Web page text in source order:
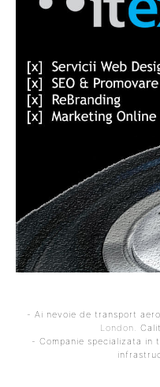
- Ai nevoie de transport
London .
- Companie specializata in